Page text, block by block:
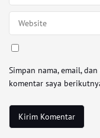
Simpan nama, email,
komentar saya